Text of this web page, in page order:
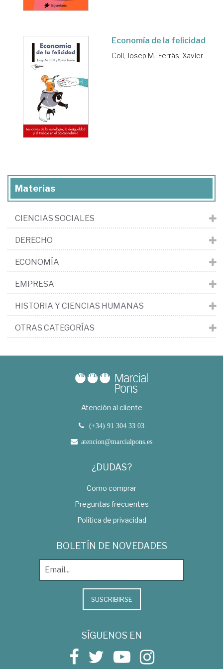
Economía de la felicidad
Coll, Josep M.; Ferrás, Xavier
Materias
CIENCIAS SOCIALES
DERECHO
ECONOMÍA
EMPRESA
HISTORIA Y CIENCIAS HUMANAS
OTRAS CATEGORÍAS
Atención al cliente
(+34) 91 304 33 03
atencion@marcialpons.es
¿DUDAS?
Como comprar
Preguntas frecuentes
Política de privacidad
BOLETÍN DE NOVEDADES
SUSCRIBIRSE
SÍGUENOS EN